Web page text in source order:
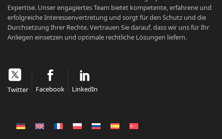
Expertise. Unser engagiertes Team bietet kompetente, erfahrene und
erfolgreiche Interessenvertretung und sorgt für den Schutz und die
Durchsetzung Ihrer Rechte. Vertrauen Sie darauf, dass wir uns für Ihr
Anliegen einsetzen und optimale rechtliche Lösungen liefern.
Twitter Facebook LinkedIn